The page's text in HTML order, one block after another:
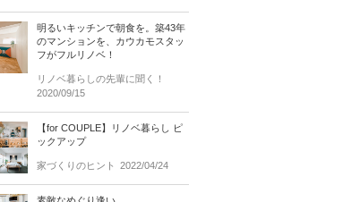
明るいキッチンで朝食を。築43年
のマンションを、カウカモスタッ
フがフルリノベ！
リノベ暮らしの先輩に聞く！
2020/09/15
【for COUPLE】リノベ暮らし ピ
ックアップ
家づくりのヒント 2022/04/24